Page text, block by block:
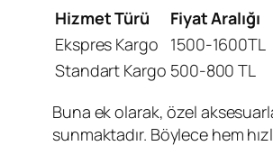
Hizmet Türü
Fiyat Aralığı
Ekspres Kargo
1500-1600TL
Standart Kargo 500-800 TL
Buna ek olarak, özel
sunmaktadır. Böylece hem